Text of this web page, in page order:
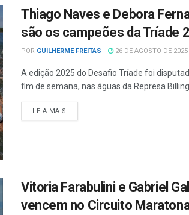
Thiago Naves e Debora
são os campeões da Tríade
POR GUILHERME FREITAS 26 DE AGOSTO DE 2025
A edição 2025 do Desafio Tríade foi
fim de semana, nas águas da Represa
LEIA MAIS
Vitoria Farabulini e Gabriel
vencem no Circuito